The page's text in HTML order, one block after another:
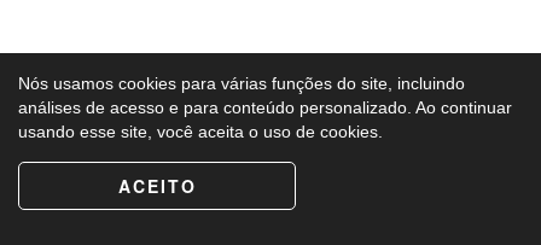
Esse site é protegido pelo reCAPTCHA e obedece a
Política de Privacidade
Termos de Serviço do Google.
Nós usamos cookies para várias funções do site, incluindo
análises de acesso e para conteúdo personalizado. Ao continuar
usando esse site, você aceita o uso de cookies.
ACEITO